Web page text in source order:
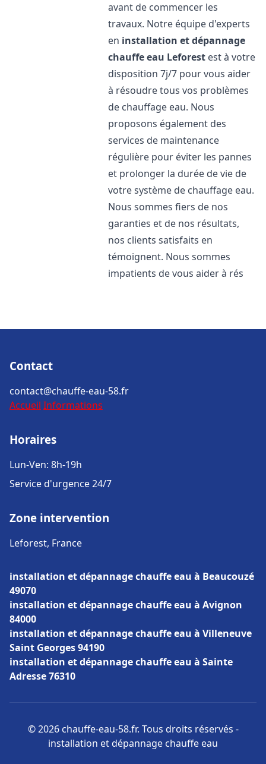
avant de commencer les
travaux. Notre équipe d'experts
en installation et dépannage
chauffe eau Leforest est à votre
disposition 7j/7 pour vous aider
à résoudre tous vos problèmes
de chauffage eau. Nous
proposons également des
services de maintenance
régulière pour éviter les pannes
et prolonger la durée de vie de
votre système de chauffage eau.
Nous sommes fiers de nos
garanties et de nos résultats,
nos clients satisfaits en
témoignent. Nous sommes
impatients de vous aider à rés
Contact
contact@chauffe-eau-58.fr
Accueil Informations
Horaires
Lun-Ven: 8h-19h
Service d'urgence 24/7
Zone intervention
Leforest, France
installation et dépannage chauffe eau à Beaucouzé
49070
installation et dépannage chauffe eau à Avignon
84000
installation et dépannage chauffe eau à Villeneuve
Saint Georges 94190
installation et dépannage chauffe eau à Sainte
Adresse 76310
© 2026 chauffe-eau-58.fr. Tous droits réservés -
installation et dépannage chauffe eau